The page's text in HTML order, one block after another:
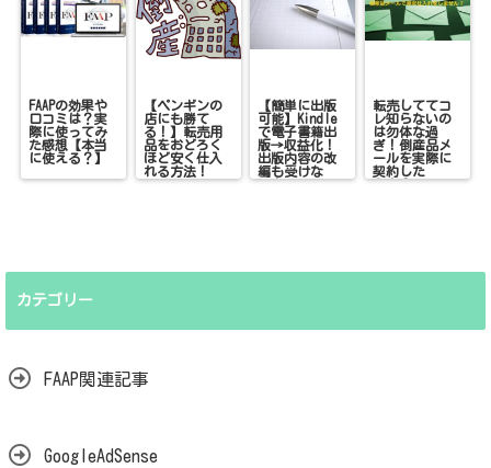
FAAPの効果や
口コミは？実
際に使ってみ
た感想【本当
に使える？】
【ペンギンの
店にも勝て
る！】転売用
品をおどろく
ほど安く仕入
れる方法！
【簡単に出版
可能】Kindle
で電子書籍出
版→収益化！
出版内容の改
編も受けな
い！
転売しててコ
レ知らないの
は勿体な過
ぎ！倒産品メ
ールを実際に
契約した
ら！？
カテゴリー
FAAP関連記事
GoogleAdSense